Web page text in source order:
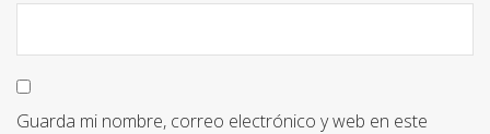
Guarda mi nombre, correo electrónico y web en este